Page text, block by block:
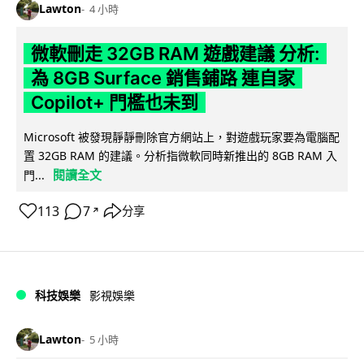
Lawton 4 小時
微軟刪走 32GB RAM 遊戲建議 分析:
為 8GB Surface 銷售鋪路 連自家
Copilot+ 門檻也未到
Microsoft 被發現靜靜刪除官方網站上，對遊戲玩家要為電腦配
置 32GB RAM 的建議。分析指微軟同時新推出的 8GB RAM 入
門...
閱讀全文
113 7 ↗ 分享
科技娛樂 影視娛樂
Lawton 5 小時